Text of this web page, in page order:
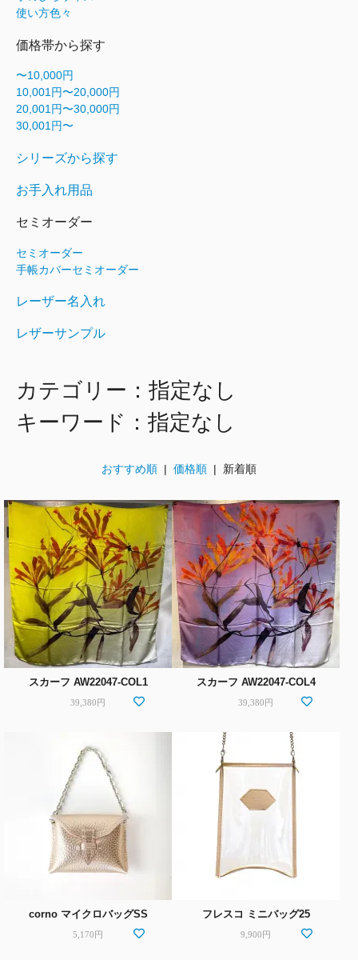
使い方色々
価格帯から探す
〜10,000円
10,001円〜20,000円
20,001円〜30,000円
30,001円〜
シリーズから探す
お手入れ用品
セミオーダー
セミオーダー
手帳カバーセミオーダー
レーザー名入れ
レザーサンプル
カテゴリー：指定なし
キーワード：指定なし
おすすめ順 | 価格順 | 新着順
スカーフ AW22047-COL1
39,380円
スカーフ AW22047-COL4
39,380円
corno マイクロバッグSS
5,170円
フレスコ ミニバッグ25
9,900円